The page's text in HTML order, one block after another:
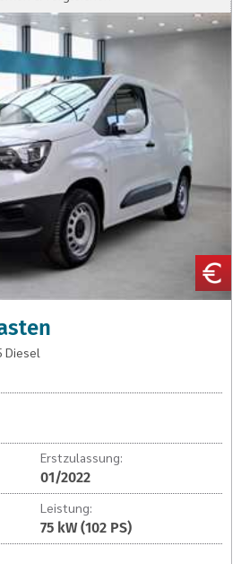
Diesel
Erstzulassung:
01/2022
Leistung:
75 kW (102 PS)